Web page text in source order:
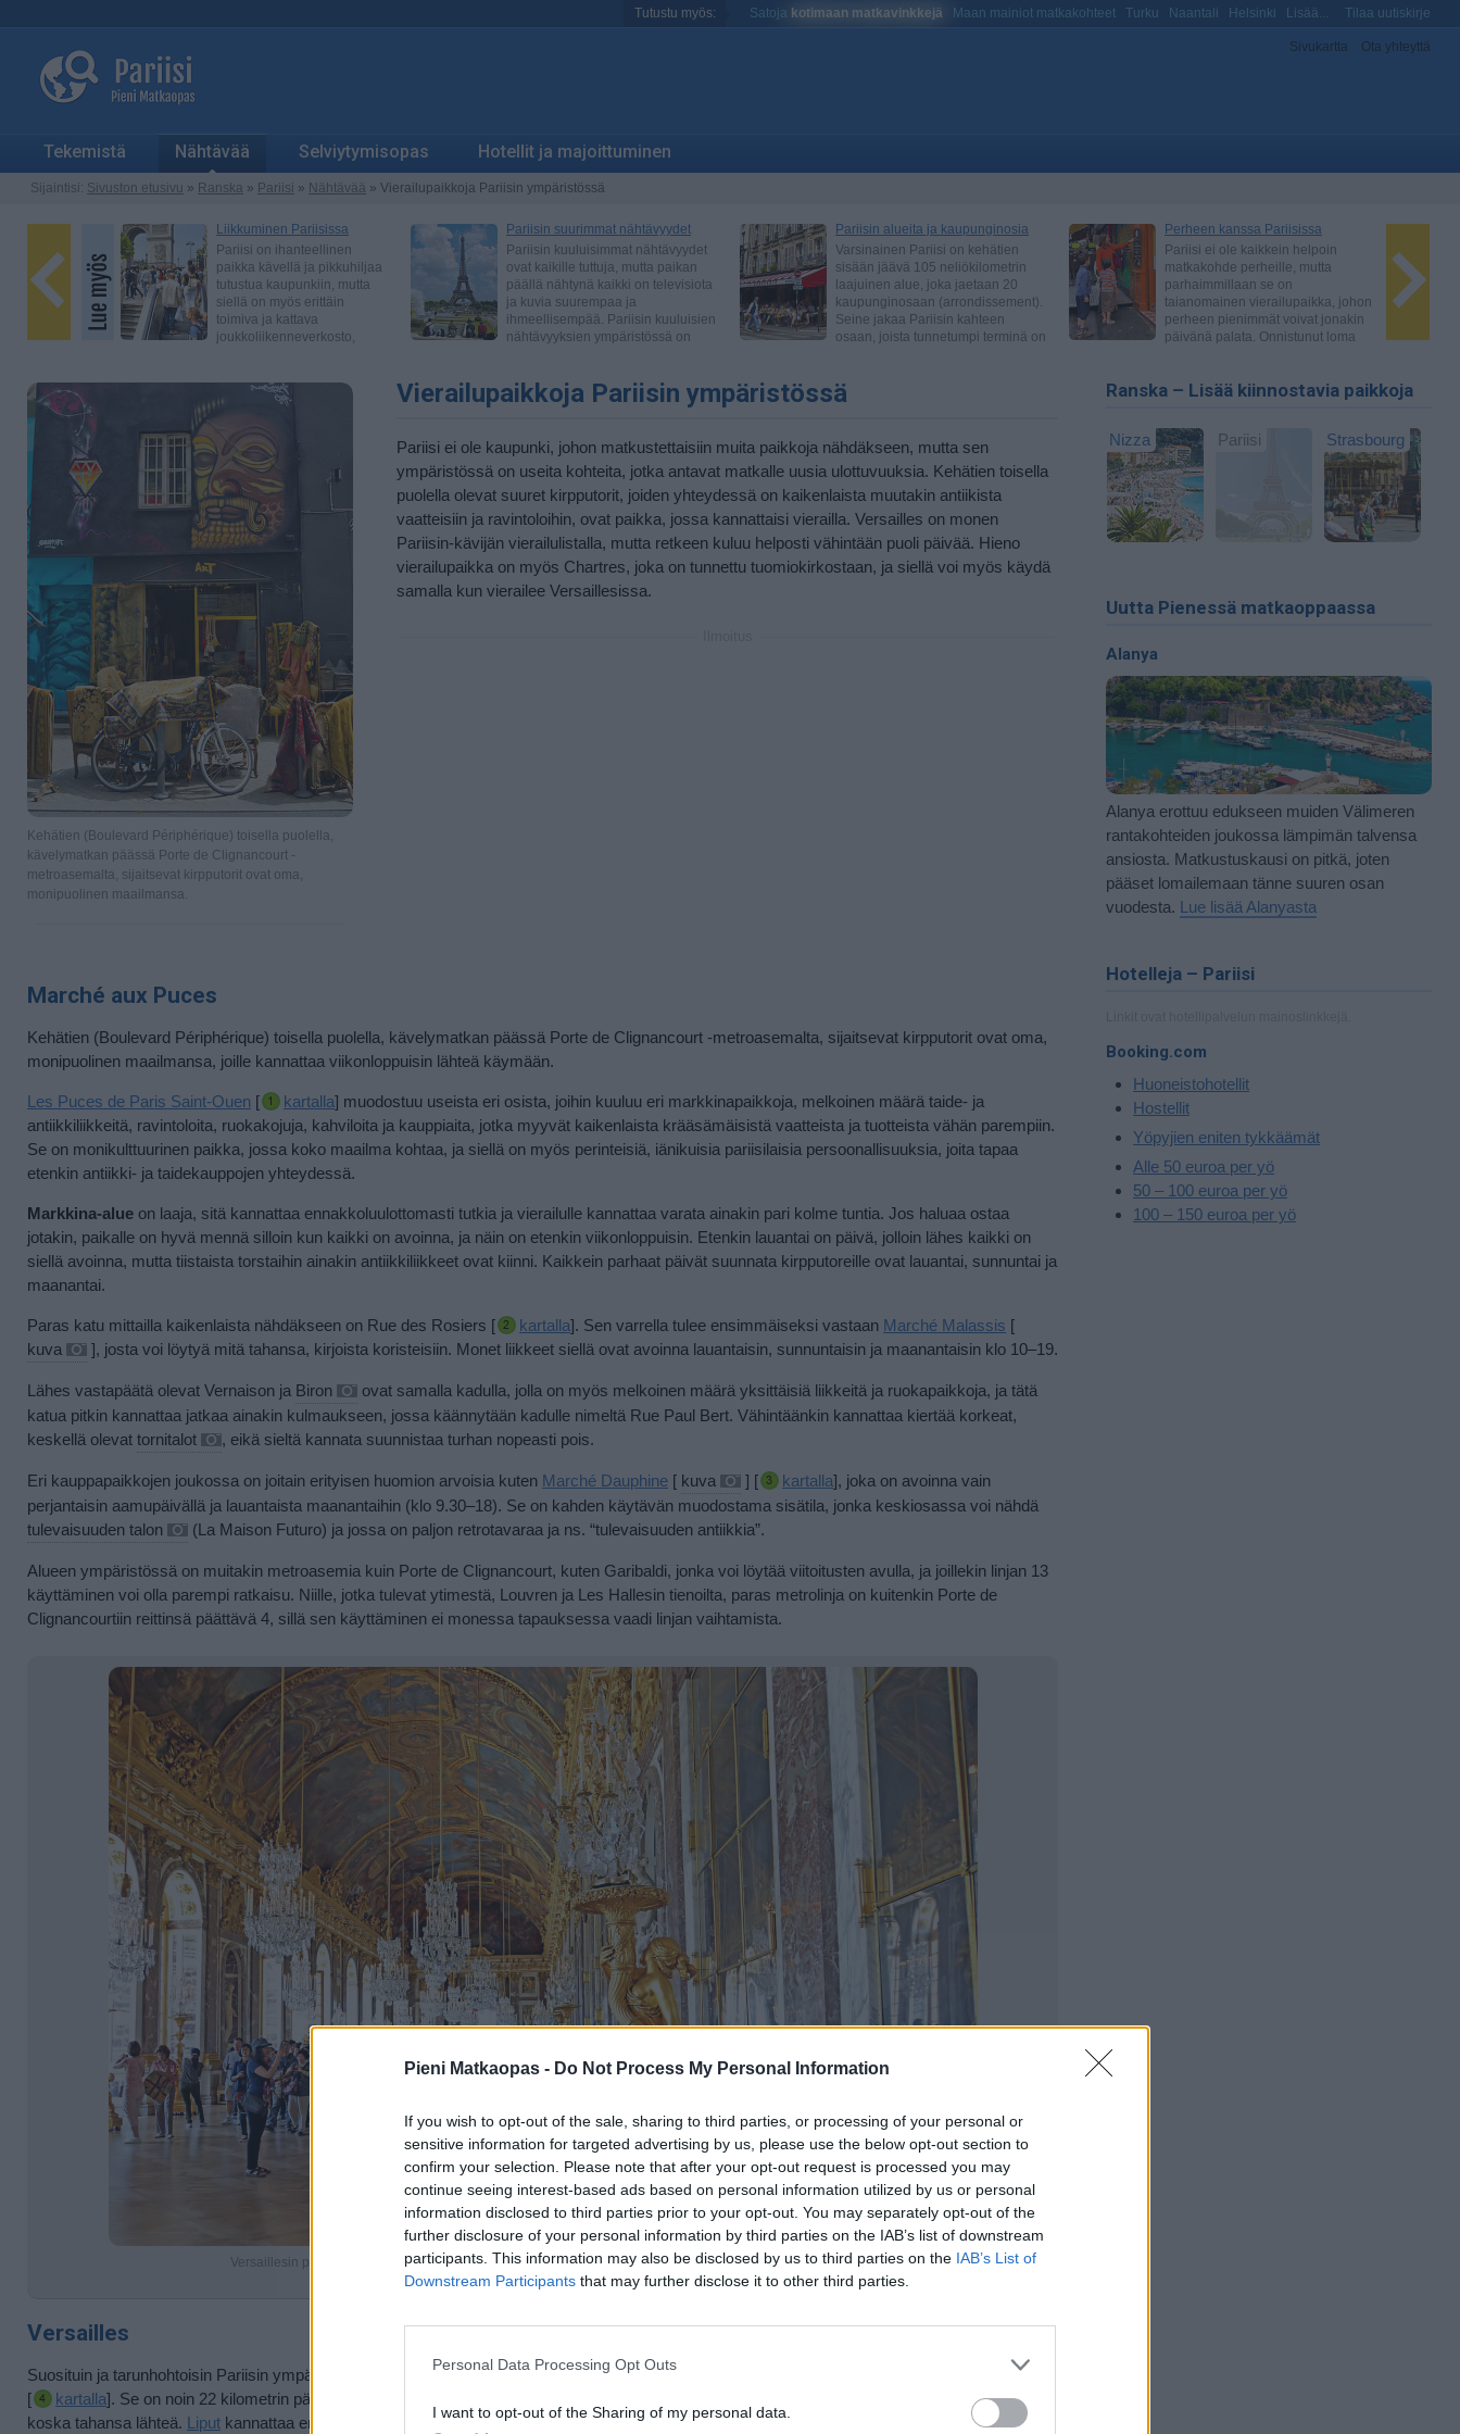
Pieni Matkaopas - Do Not Process My Personal Information
If you wish to opt-out of the sale, sharing to third parties, or processing of your personal or
sensitive information for targeted advertising by us, please use the below opt-out section to
confirm your selection. Please note that after your opt-out request is processed you may
continue seeing interest-based ads based on personal information utilized by us or personal
information disclosed to third parties prior to your opt-out. You may separately opt-out of the
further disclosure of your personal information by third parties on the IAB’s list of downstream
participants. This information may also be disclosed by us to third parties on the IAB’s List of
Downstream Participants that may further disclose it to other third parties.
Personal Data Processing Opt Outs
I want to opt-out of the Sharing of my personal data.
Tutustu myös: Satoja kotimaan matkavinkkejä Maan mainiot matkakohteet Turku Naantali Helsinki Lisää... Tilaa uutiskirje
Sivukartta Ota yhteyttä
Tekemistä Nähtävää Selviytymisopas Hotellit ja majoittuminen
Sijaintisi: Sivuston etusivu » Ranska » Pariisi » Nähtävää » Vierailupaikkoja Pariisin ympäristössä
Ranska – Lisää kiinnostavia paikkoja
Nizza Pariisi Strasbourg
Uutta Pienessä matkaoppaassa
Alanya
Alanya erottuu edukseen muiden Välimeren
rantakohteiden joukossa lämpimän talvensa
ansiosta. Matkustuskausi on pitkä, joten
pääset lomailemaan tänne suuren osan
vuodesta. Lue lisää Alanyasta
Hotelleja – Pariisi
Booking.com
Huoneistohotellit
Hostellit
Yöpyjien eniten tykkäämät
Alle 50 euroa per yö
50 – 100 euroa per yö
100 – 150 euroa per yö
Kehätien (Boulevard Périphérique) toisella puolella,
kävelymatkan päässä Porte de Clignancourt -
metroasemalta, sijaitsevat kirpputorit ovat oma,
monipuolinen maailmansa.
Vierailupaikkoja Pariisin ympäristössä
Pariisi ei ole kaupunki, johon matkustettaisiin muita paikkoja nähdäkseen, mutta sen
ympäristössä on useita kohteita, jotka antavat matkalle uusia ulottuvuuksia. Kehätien toisella
puolella olevat suuret kirpputorit, joiden yhteydessä on kaikenlaista muutakin antiikista
vaatteisiin ja ravintoloihin, ovat paikka, jossa kannattaisi vierailla. Versailles on monen
Pariisin-kävijän vierailulistalla, mutta retkeen kuluu helposti vähintään puoli päivää. Hieno
vierailupaikka on myös Chartres, joka on tunnettu tuomiokirkostaan, ja siellä voi myös käydä
samalla kun vierailee Versaillesissa.
Marché aux Puces
Kehätien (Boulevard Périphérique) toisella puolella, kävelymatkan päässä Porte de Clignancourt -metroasemalta, sijaitsevat kirpputorit ovat oma,
monipuolinen maailmansa, joille kannattaa viikonloppuisin lähteä käymään.
Les Puces de Paris Saint-Ouen [ kartalla] muodostuu useista eri osista, joihin kuuluu eri markkinapaikkoja, melkoinen määrä taide- ja
antiikkiliikkeitä, ravintoloita, ruokakojuja, kahviloita ja kauppiaita, jotka myyvät kaikenlaista krääsämäisistä vaatteista ja tuotteista vähän parempiin.
Se on monikulttuurinen paikka, jossa koko maailma kohtaa, ja siellä on myös perinteisiä, iänikuisia pariisilaisia persoonallisuuksia, joita tapaa
etenkin antiikki- ja taidekauppojen yhteydessä.
Markkina-alue on laaja, sitä kannattaa ennakkoluulottomasti tutkia ja vierailulle kannattaa varata ainakin pari kolme tuntia. Jos haluaa ostaa
jotakin, paikalle on hyvä mennä silloin kun kaikki on avoinna, ja näin on etenkin viikonloppuisin. Etenkin lauantai on päivä, jolloin lähes kaikki on
siellä avoinna, mutta tiistaista torstaihin ainakin antiikkiliikkeet ovat kiinni. Kaikkein parhaat päivät suunnata kirpputoreille ovat lauantai, sunnuntai ja
maanantai.
Paras katu mittailla kaikenlaista nähdäkseen on Rue des Rosiers [ kartalla]. Sen varrella tulee ensimmäiseksi vastaan Marché Malassis [
kuva
], josta voi löytyä mitä tahansa, kirjoista koristeisiin. Monet liikkeet siellä ovat avoinna lauantaisin, sunnuntaisin ja maanantaisin klo 10–19.
Lähes vastapäätä olevat Vernaison ja Biron
ovat samalla kadulla, jolla on myös melkoinen määrä yksittäisiä liikkeitä ja ruokapaikkoja, ja tätä
katua pitkin kannattaa jatkaa ainakin kulmaukseen, jossa käännytään kadulle nimeltä Rue Paul Bert. Vähintäänkin kannattaa kiertää korkeat,
keskellä olevat tornitalot , eikä sieltä kannata suunnistaa turhan nopeasti pois.
Eri kauppapaikkojen joukossa on joitain erityisen huomion arvoisia kuten Marché Dauphine [ kuva ] [ kartalla], joka on avoinna vain
perjantaisin aamupäivällä ja lauantaista maanantaihin (klo 9.30–18). Se on kahden käytävän muodostama sisätila, jonka keskiosassa voi nähdä
tulevaisuuden talon
(La Maison Futuro) ja jossa on paljon retrotavaraa ja ns. “tulevaisuuden antiikkia”.
Alueen ympäristössä on muitakin metroasemia kuin Porte de Clignancourt, kuten Garibaldi, jonka voi löytää viitoitusten avulla, ja joillekin linjan 13
käyttäminen voi olla parempi ratkaisu. Niille, jotka tulevat ytimestä, Louvren ja Les Hallesin tienoilta, paras metrolinja on kuitenkin Porte de
Clignancourtiin reittinsä päättävä 4, sillä sen käyttäminen ei monessa tapauksessa vaadi linjan vaihtamista.
Versaillesin palatsia saapuivat suunnittelemaan ja rakentamaan aikansa suurimmat arkkitehdit ja taiteilijat.
Kuva: Dennis Jarvis /Flickr (CC BY-SA 2.0)
Versailles
Suosituin ja tarunhohtoisin Pariisin ympäristössä olevista vierailukohteista on Versaillesissa sijaitseva palatsikompleksi,
Château de Versailles
[
kartalla]. Se on noin 22 kilometrin päässä Pariisin keskustasta, sinne pääsee junalla ja se on niin suosittu vierailupaikka, että sinne ei kannata
koska tahansa lähteä. Liput kannattaa ensinnäkin ostaa etukäteen, eikä paikalle kannata mennä tiistaisin, lauantaisin tai sunnuntaisin, jotka ovat